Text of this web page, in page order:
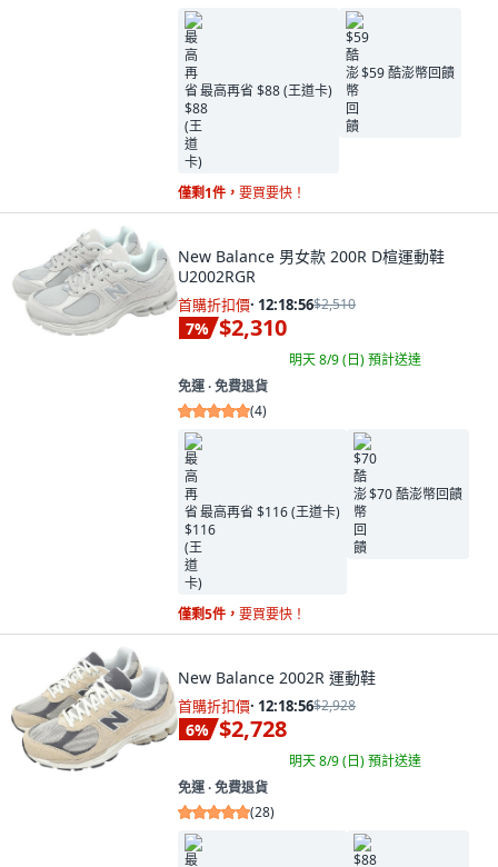
最高再省 $88 (王道卡)
$59 酷澎幣回饋
僅剩1件， 要買要快！
New Balance 男女款 200R D楦運動鞋
U2002RGR
首購折扣價· 12:18:55$2,510
7% $2,310
明天 8/9 (日)預計送達
免運 ∙ 免費退貨
(4)
最高再省 $116 (王道卡)
$70 酷澎幣回饋
僅剩5件， 要買要快！
New Balance 2002R 運動鞋
首購折扣價· 12:18:55$2,928
6% $2,728
明天 8/9 (日)預計送達
免運 ∙ 免費退貨
(28)